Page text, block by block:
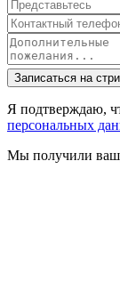
Записаться на
Я подтверждаю,
персональных
Мы получили